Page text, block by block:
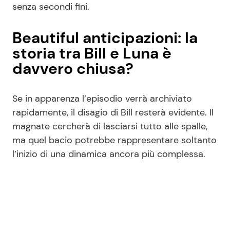
senza secondi fini.
Beautiful anticipazioni: la
storia tra Bill e Luna è
davvero chiusa?
Se in apparenza l’episodio verrà archiviato
rapidamente, il disagio di Bill resterà evidente. Il
magnate cercherà di lasciarsi tutto alle spalle,
ma quel bacio potrebbe rappresentare soltanto
l’inizio di una dinamica ancora più complessa.